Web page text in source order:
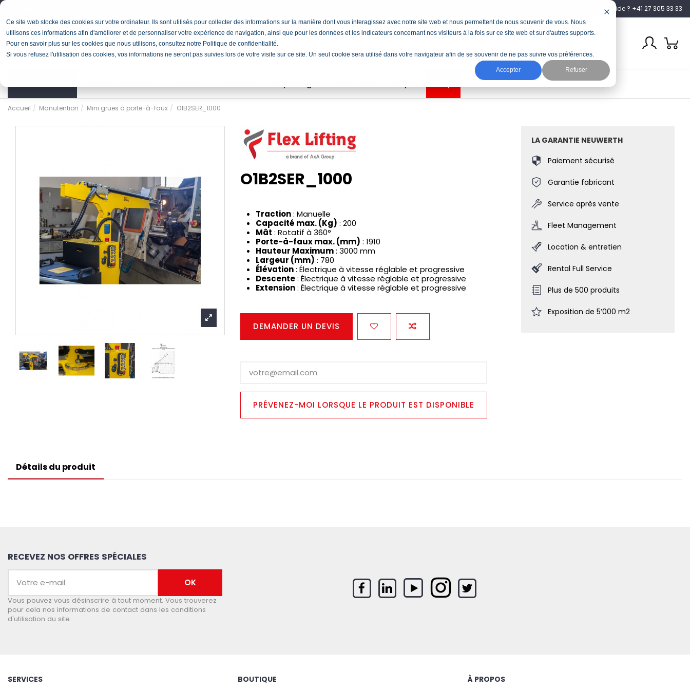
Ce site web stocke des cookies sur votre ordinateur. Ils sont utilisés pour collecter des informations sur la manière dont vous interagissez avec notre site web et nous permettent de nous souvenir de vous. Nous
utilisons ces informations afin d'améliorer et de personnaliser votre expérience de navigation, ainsi que pour les données et les indicateurs concernant nos visiteurs à la fois sur ce site web et sur d'autres supports.
Pour en savoir plus sur les cookies que nous utilisons, consultez notre Politique de confidentialité.
Si vous refusez l'utilisation des cookies, vos informations ne seront pas suivies lors de votre visite sur ce site. Un seul cookie sera utilisé dans votre navigateur afin de se souvenir de ne pas suivre vos préférences.
Accepter Refuser
Besoin d’aide ? +41 27 305 33 33
Accueil Manutention Mini grues à porte-à-faux O1B2SER_1000
O1B2SER_1000
Traction: Manuelle
Capacité max. (Kg) : 200
Mât : Rotatif à 360°
Porte-à-faux max. (mm) : 1910
Hauteur Maximum: 3000 mm
Largeur (mm) : 780
Élévation: Électrique à vitesse réglable et progressive
Descente: Électrique à vitesse réglable et progressive
Extension: Électrique à vitesse réglable et progressive
DEMANDER UN DEVIS
LA GARANTIE NEUWERTH
Paiement sécurisé
Garantie fabricant
Service après vente
Fleet Management
Location & entretien
Rental Full Service
Plus de 500 produits
Exposition de 5’000 m2
Détails du produit
RECEVEZ NOS OFFRES SPÉCIALES
Vous pouvez vous désinscrire à tout moment. Vous trouverez
pour cela nos informations de contact dans les conditions
d'utilisation du site.
SERVICES BOUTIQUE À PROPOS